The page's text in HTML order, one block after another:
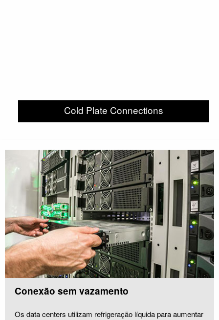
Cold Plate Connections
Conexão sem vazamento
Os data centers utilizam refrigeração líquida para aumentar